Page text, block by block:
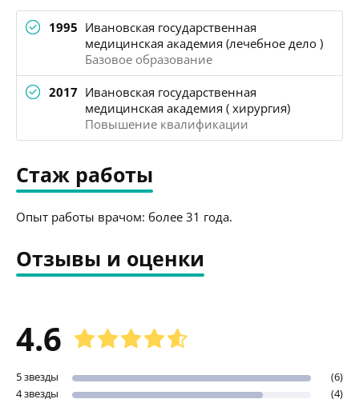
1995 Ивановская государственная
медицинская академия (лечебное дело )
Базовое образование
2017 Ивановская государственная
медицинская академия ( хирургия)
Повышение квалификации
Стаж работы
Опыт работы врачом: более 31 года.
Отзывы и оценки
4.6
5 звезды
(6)
4 звезды
(4)